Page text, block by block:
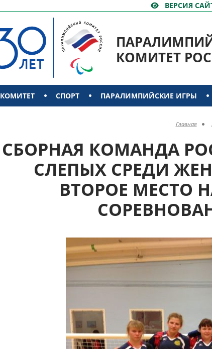
ВЕРСИЯ
КОМИТЕТ
КОМИТЕТ СПОРТ ПАРАЛИМПИЙСКИЕ ИГРЫ
Главная
СБОРНАЯ КОМАНДА
СЛЕПЫХ СРЕДИ
ВТОРОЕ МЕСТО